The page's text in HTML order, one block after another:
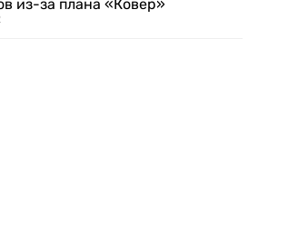
из-за плана «Ковер»